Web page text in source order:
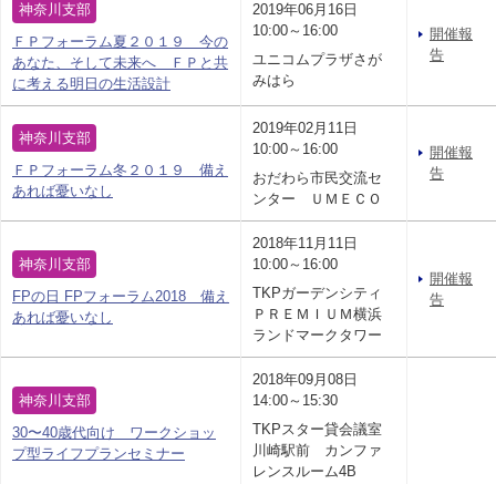
神奈川支部
ＦＰフォーラム夏２０１９ 今の
あなた、そして未来へ ＦＰと共
に考える明日の生活設計
2019年06月16日
10:00～16:00
ユニコムプラザさが
みはら
開催報
告
神奈川支部
ＦＰフォーラム冬２０１９ 備え
あれば憂いなし
2019年02月11日
10:00～16:00
おだわら市民交流セ
ンター ＵＭＥＣＯ
開催報
告
神奈川支部
FPの日 FPフォーラム2018 備え
あれば憂いなし
2018年11月11日
10:00～16:00
TKPガーデンシティ
ＰＲＥＭＩＵＭ横浜
ランドマークタワー
開催報
告
神奈川支部
30〜40歳代向け ワークショッ
プ型ライフプランセミナー
2018年09月08日
14:00～15:30
TKPスター貸会議室
川崎駅前 カンファ
レンスルーム4B